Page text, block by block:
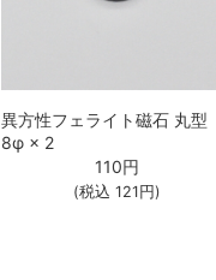
異方性フェライト磁石 丸型
8φ × 2
110円
(税込 121 円)